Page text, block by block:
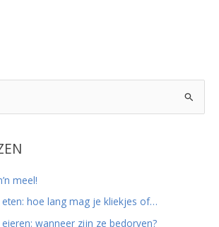
meel!
hoe lang mag je kliekjes of…
wanneer zijn ze bedorven?